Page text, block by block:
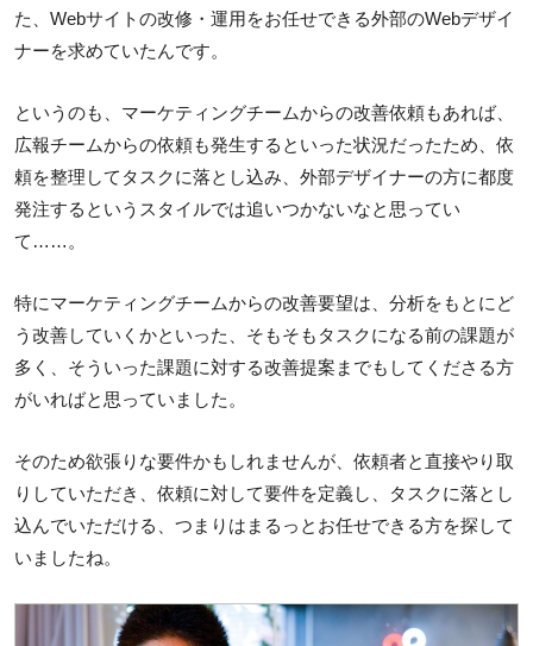
た、Webサイトの改修・運用をお任せできる外部のWebデザイ
ナーを求めていたんです。
というのも、マーケティングチームからの改善依頼もあれば、
広報チームからの依頼も発生するといった状況だったため、依
頼を整理してタスクに落とし込み、外部デザイナーの方に都度
発注するというスタイルでは追いつかないなと思ってい
て……。
特にマーケティングチームからの改善要望は、分析をもとにど
う改善していくかといった、そもそもタスクになる前の課題が
多く、そういった課題に対する改善提案までもしてくださる方
がいればと思っていました。
そのため欲張りな要件かもしれませんが、依頼者と直接やり取
りしていただき、依頼に対して要件を定義し、タスクに落とし
込んでいただける、つまりはまるっとお任せできる方を探して
いましたね。